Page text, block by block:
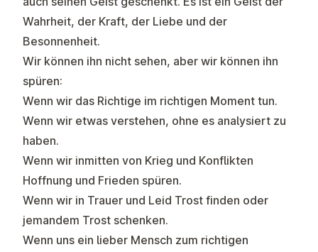
Wahrheit, der Kraft, der Liebe und der
Besonnenheit.
Wir können ihn nicht sehen, aber wir können ihn
spüren:
Wenn wir das Richtige im richtigen Moment tun.
Wenn wir etwas verstehen, ohne es analysiert zu
haben.
Wenn wir inmitten von Krieg und Konflikten
Hoffnung und Frieden spüren.
Wenn wir in Trauer und Leid Trost finden oder
jemandem Trost schenken.
Wenn uns ein lieber Mensch zum richtigen